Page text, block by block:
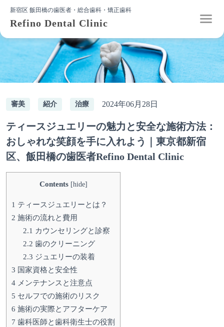
新宿区 飯田橋の歯医者・総合歯科・矯正歯科
Refino Dental Clinic
審美 紹介 治療 2024年06月28日
ティースジュエリーの魅力と安全な施術方法：
おしゃれな笑顔を手に入れよう｜東京都新宿
区、飯田橋の歯医者Refino Dental Clinic
Contents [hide]
1 ティースジュエリーとは？
2 施術の流れと費用
2.1 カウンセリングと診察
2.2 歯のクリーニング
2.3 ジュエリーの装着
3 国家資格と安全性
4 メンテナンスと注意点
5 セルフでの施術のリスク
6 施術の実際とアフターケア
7 歯科医師と歯科衛生士の役割